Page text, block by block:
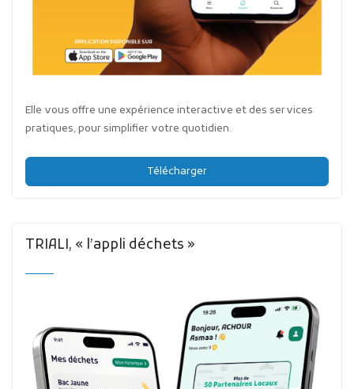
Elle vous offre une expérience interactive et des services
pratiques, pour simplifier votre quotidien.
Télécharger
TRIALI, « l’appli déchets »